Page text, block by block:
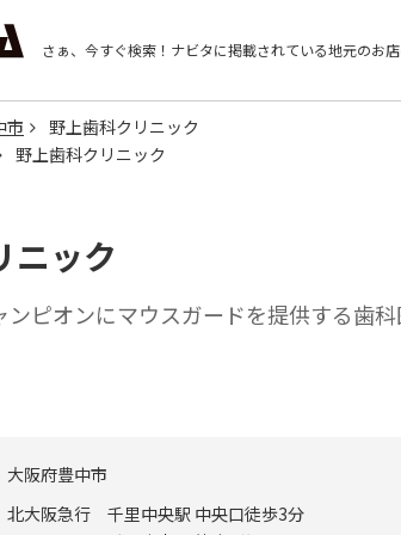
さぁ、今すぐ検索！ ナビタに掲載されている地元のお
市
野上歯科クリニック
野上歯科クリニック
ニック
ンピオンにマウスガードを提供する歯
大阪府豊中市
北大阪急行 千里中央駅 中央口徒歩3分